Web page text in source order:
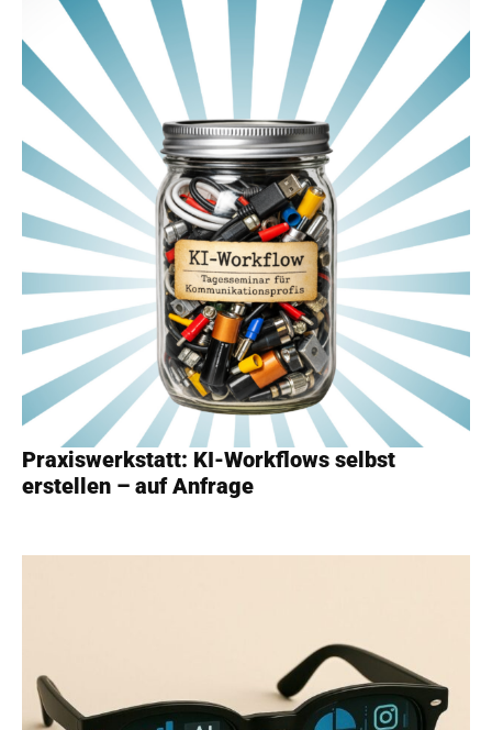
Praxiswerkstatt: KI-Workflows selbst
erstellen – auf Anfrage